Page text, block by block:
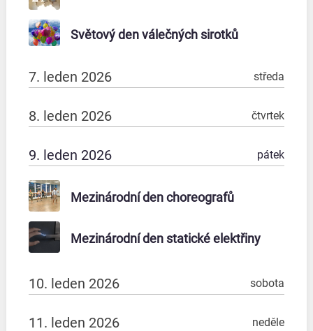
Světový den válečných sirotků
7. leden 2026 středa
8. leden 2026 čtvrtek
9. leden 2026 pátek
Mezinárodní den choreografů
Mezinárodní den statické elektřiny
10. leden 2026 sobota
11. leden 2026 neděle